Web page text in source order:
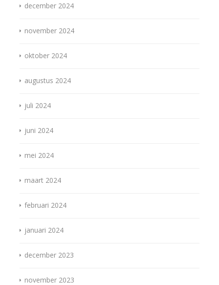
december 2024
november 2024
oktober 2024
augustus 2024
juli 2024
juni 2024
mei 2024
maart 2024
februari 2024
januari 2024
december 2023
november 2023